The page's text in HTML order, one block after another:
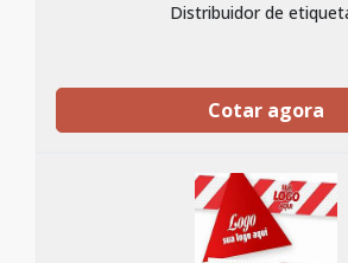
Distribuidor de
Cotar agora